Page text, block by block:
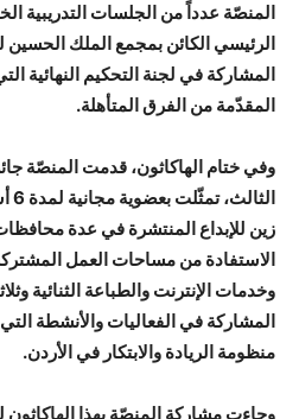
المنصّة عدداً من الجلسات التدريبية
الرئيسي الكائن بمجمع الملك الحسين
المشاركة في لجنة التحكيم النهائية
المقدّمة من الفرق المتأهلة.
وفي ختام الهاكاثون، قدمت المنصّة
زين للإبداع المنتشرة في عدة
الاستفادة من مساحات العمل
وخدمات الإنترنت والطباعة الثنائية
المشاركة في الفعاليات والأنشطة
منظومة الريادة والابتكار في الأردن.
وجاءت مشاركة المنصّة بهذا